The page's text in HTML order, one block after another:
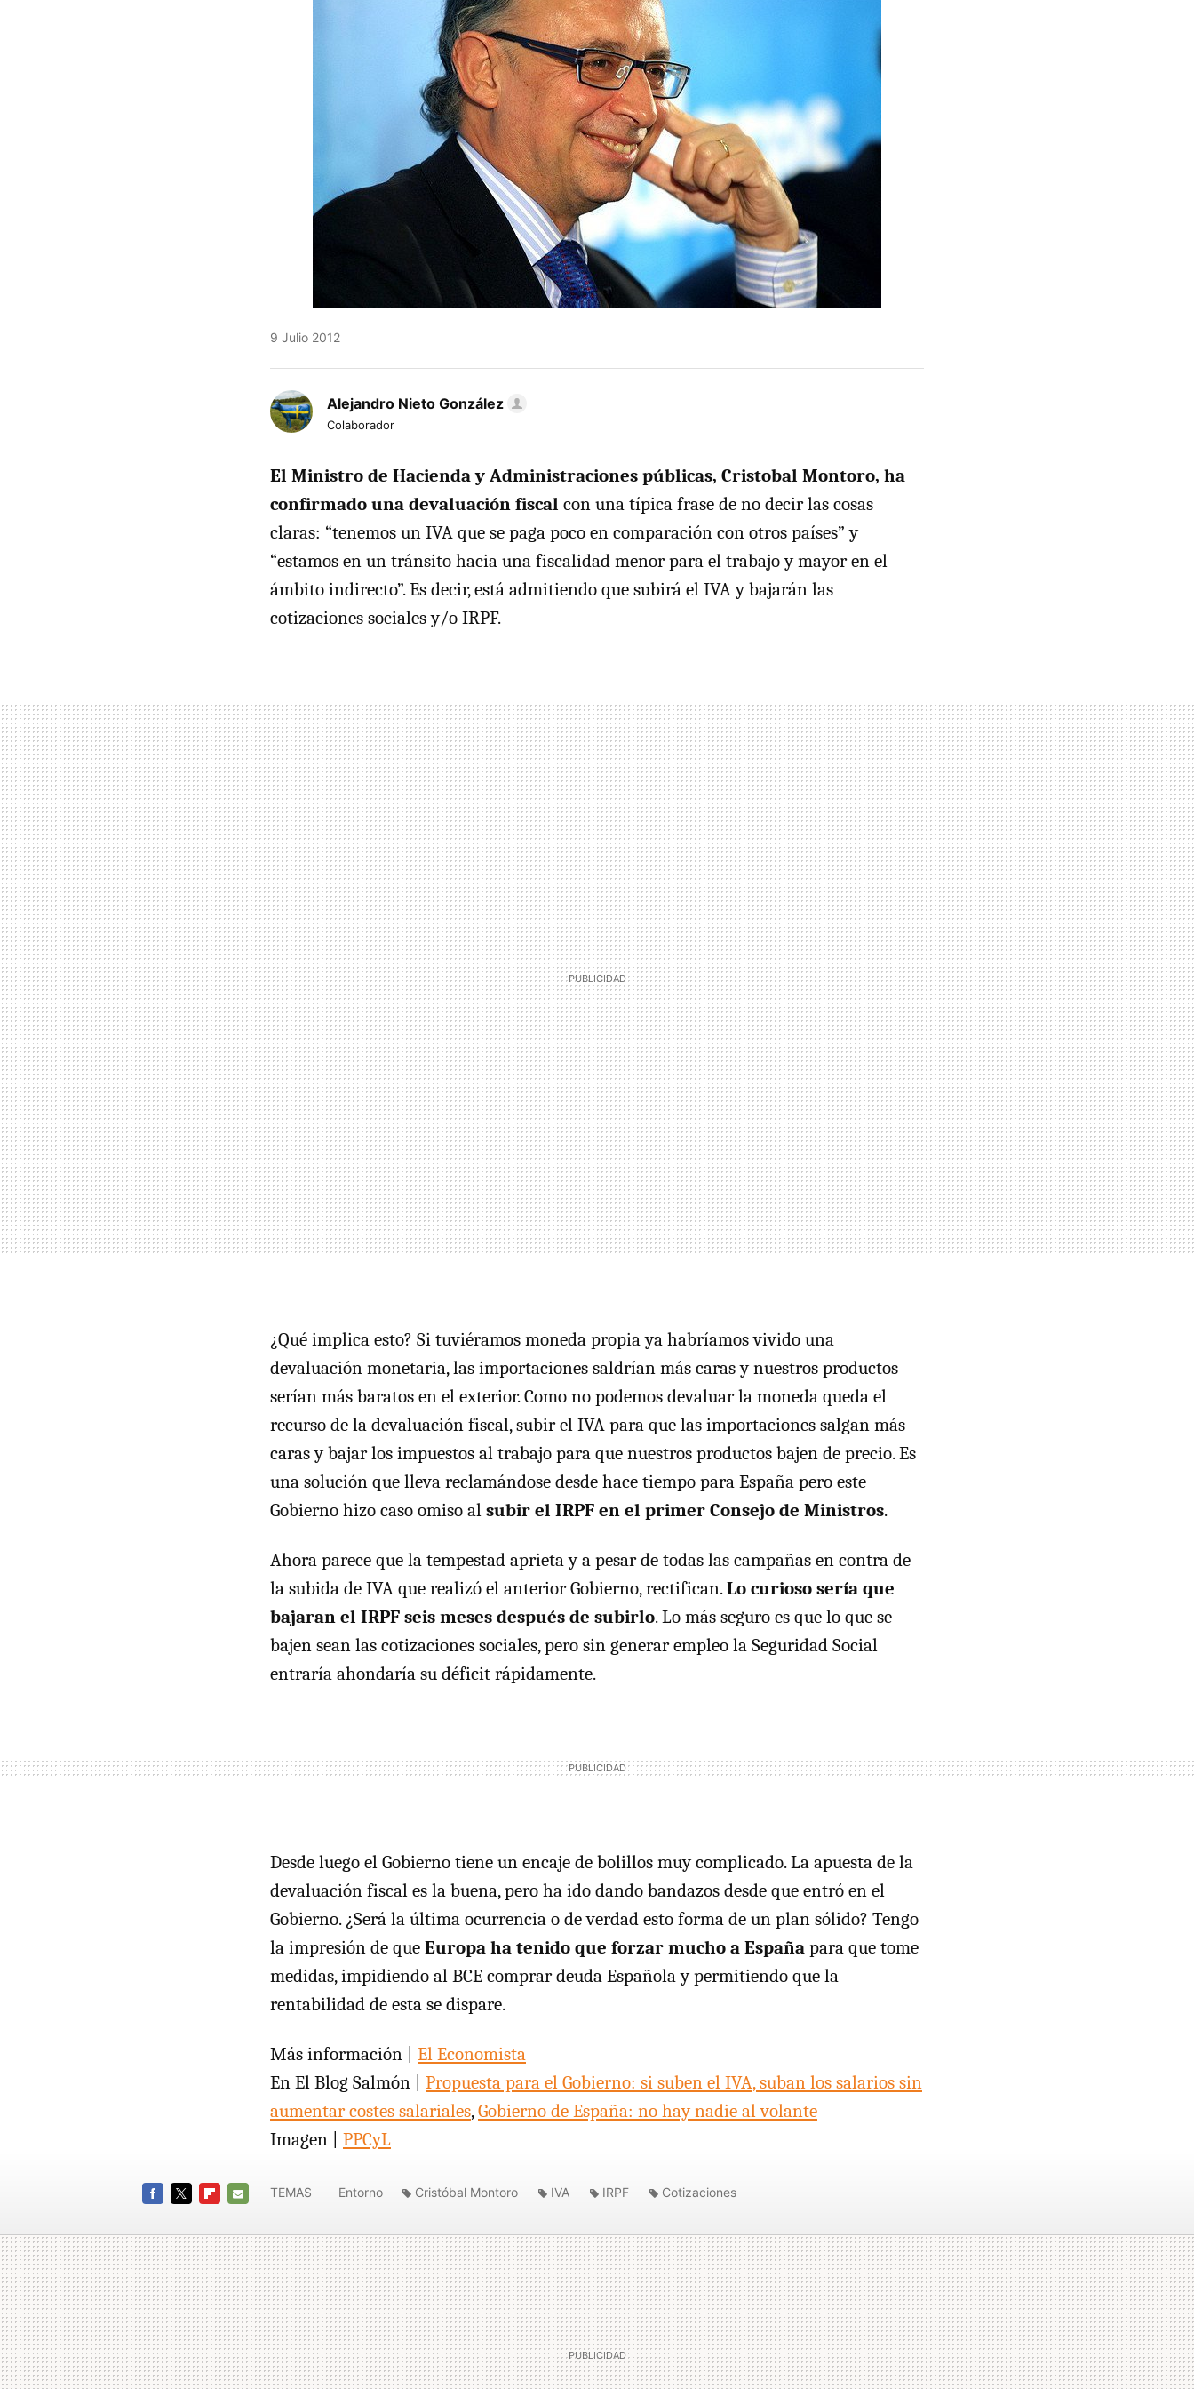
9 Julio 2012
Alejandro Nieto González
Colaborador
El Ministro de Hacienda y Administraciones públicas, Cristobal Montoro, ha
confirmado una devaluación fiscal con una típica frase de no decir las cosas
claras: “tenemos un IVA que se paga poco en comparación con otros países” y
“estamos en un tránsito hacia una fiscalidad menor para el trabajo y mayor en el
ámbito indirecto”. Es decir, está admitiendo que subirá el IVAy bajarán las
cotizaciones sociales y/o IRPF.
¿Qué implica esto? Si tuviéramos moneda propia ya habríamos vivido una
devaluación monetaria, las importaciones saldrían más caras y nuestros productos
serían más baratos en el exterior. Como no podemos devaluar la moneda queda el
recurso de la devaluación fiscal, subir el IVA para que las importaciones salgan más
caras y bajar los impuestos al trabajo para que nuestros productos bajen de precio. Es
una solución que lleva reclamándose desde hace tiempo para España pero este
Gobierno hizo caso omiso al subir el IRPF en el primer Consejo de Ministros.
Ahora parece que la tempestad aprieta y a pesar de todas las campañas en contra de
la subida de IVA que realizó el anterior Gobierno, rectifican.Lo curioso sería que
bajaran el IRPF seis meses después de subirlo. Lo más seguro es que lo que se
bajen sean las cotizaciones sociales, pero sin generar empleo la Seguridad Social
entraría ahondaría su déficit rápidamente.
Desde luego el Gobierno tiene un encaje de bolillos muy complicado. La apuesta de la
devaluación fiscal es la buena, pero ha ido dando bandazos desde que entró en el
Gobierno. ¿Será la última ocurrencia o de verdad esto forma de un plan sólido? Tengo
la impresión de que Europa ha tenido que forzar mucho a España para que tome
medidas, impidiendo al BCE comprar deuda Española y permitiendo que la
rentabilidad de esta se dispare.
Más información | El Economista
En El Blog Salmón | Propuesta para el Gobierno: si suben el IVA, suban los salarios sin
aumentar costes salariales,Gobierno de España: no hay nadie al volante
Imagen | PPCyL
MAIL
TEMAS Entorno Cristóbal Montoro IVA IRPF Cotizaciones